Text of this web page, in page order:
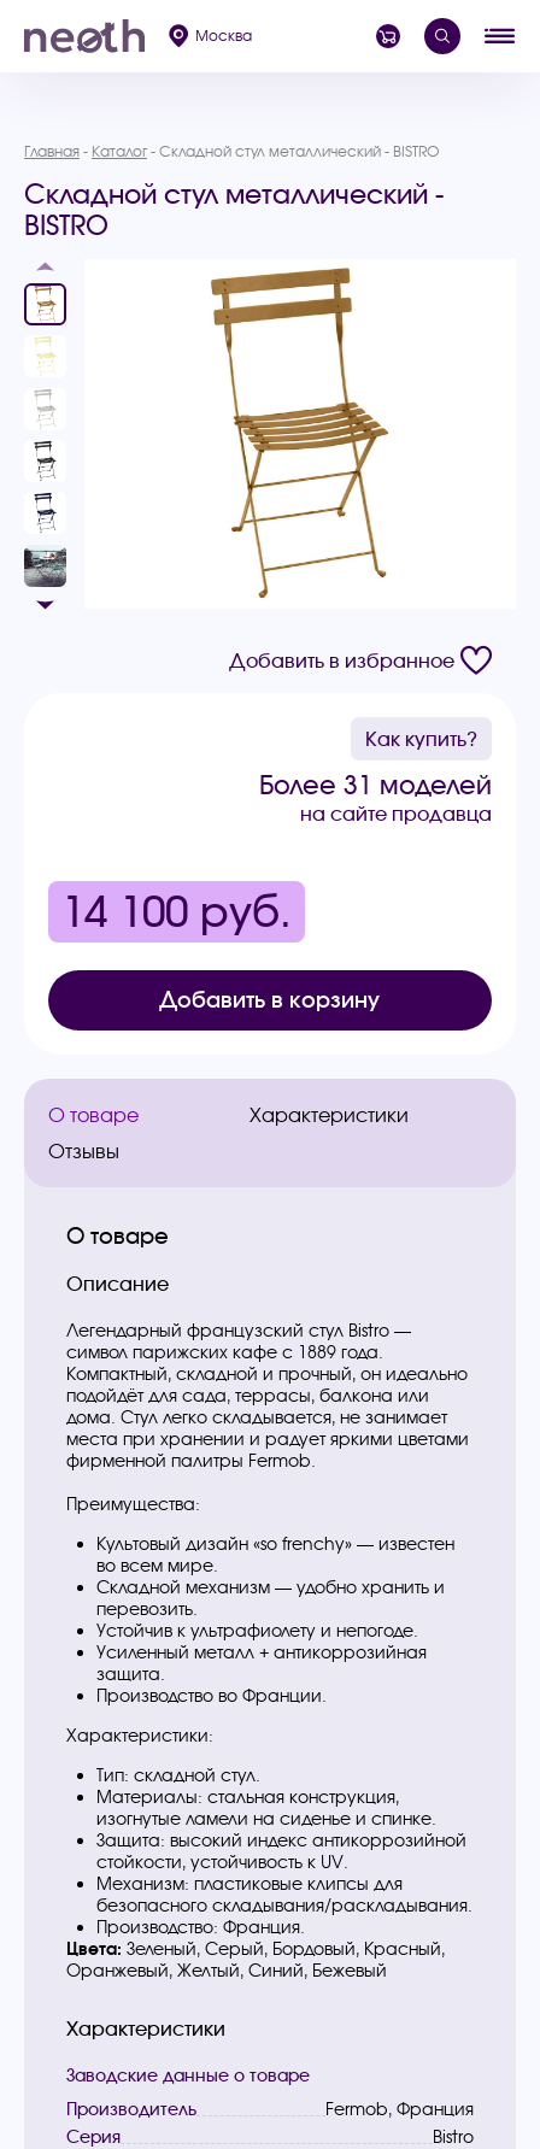
Москва
Главная Каталог Складной стул металлический - BISTRO
Складной стул металлический -
BISTRO
Добавить в избранное
Как купить?
Более 31 моделей
на сайте продавца
14 100 руб.
Добавить в корзину
О товаре
Характеристики
Отзывы
О товаре
Описание
Легендарный французский стул Bistro —
символ парижских кафе с 1889 года.
Компактный, складной и прочный, он идеально
подойдёт для сада, террасы, балкона или
дома. Стул легко складывается, не занимает
места при хранении и радует яркими цветами
фирменной палитры Fermob.
Преимущества:
Культовый дизайн «so frenchy» — известен
во всем мире.
Складной механизм — удобно хранить и
перевозить.
Устойчив к ультрафиолету и непогоде.
Усиленный металл + антикоррозийная
защита.
Производство во Франции.
Характеристики:
Тип: складной стул.
Материалы: стальная конструкция,
изогнутые ламели на сиденье и спинке.
Защита: высокий индекс антикоррозийной
стойкости, устойчивость к UV.
Механизм: пластиковые клипсы для
безопасного складывания/раскладывания.
Производство: Франция.
Цвета: Зеленый, Серый, Бордовый, Красный,
Оранжевый, Желтый, Синий, Бежевый
Характеристики
Заводские данные о товаре
Производитель
Fermob, Франция
Серия
Bistro